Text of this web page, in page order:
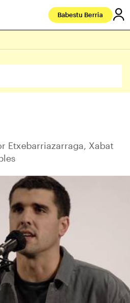
Babestu Berria
Etxebarriazarraga, Xabat